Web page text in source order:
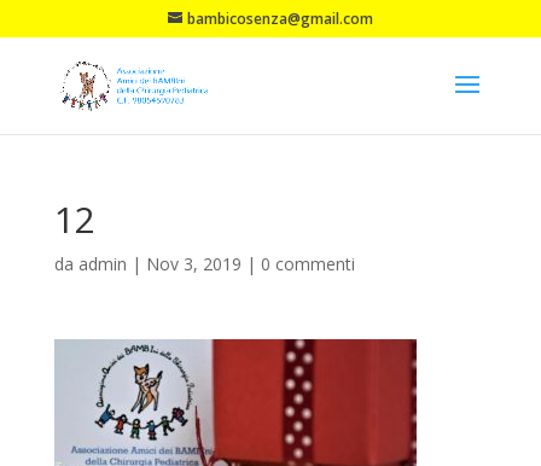
bambicosenza@gmail.com
12
da admin | Nov 3, 2019 | 0 commenti